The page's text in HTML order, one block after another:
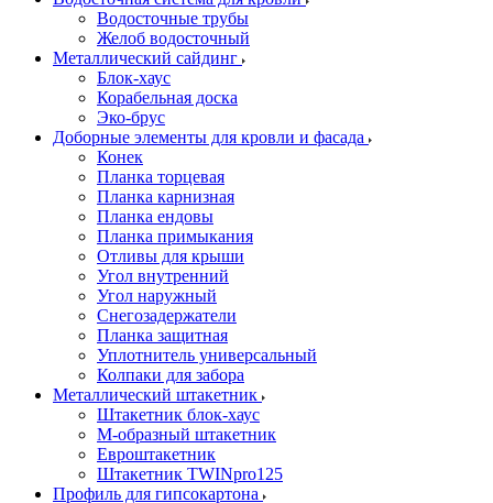
Водосточные трубы
Желоб водосточный
Металлический сайдинг
Блок-хаус
Корабельная доска
Эко-брус
Доборные элементы для кровли и фасада
Конек
Планка торцевая
Планка карнизная
Планка ендовы
Планка примыкания
Отливы для крыши
Угол внутренний
Угол наружный
Снегозадержатели
Планка защитная
Уплотнитель универсальный
Колпаки для забора
Металлический штакетник
Штакетник блок-хаус
М-образный штакетник
Евроштакетник
Штакетник TWINpro125
Профиль для гипсокартона